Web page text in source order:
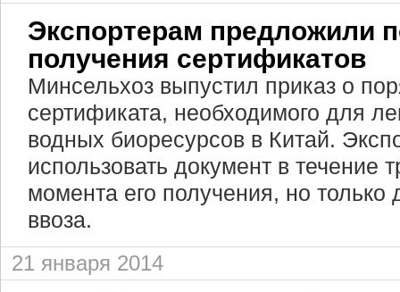
Экспортерам предложили
получения сертификатов
Минсельхоз выпустил приказ о
сертификата, необходимого для
водных биоресурсов в Китай.
использовать документ в течение
момента его получения, но
ввоза.
21 января 2014